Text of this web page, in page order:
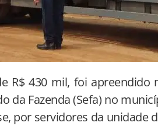
R$ 430 mil, foi apreendido
da Fazenda (Sefa) no
por servidores da unidade